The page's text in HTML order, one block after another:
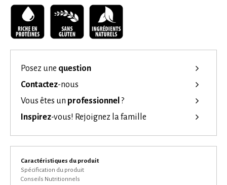
Posez une question
Contactez-nous
Vous êtes un professionnel ?
Inspirez-vous! Rejoignez la famille
Caractéristiques du produit
Spécification du produit
Conseils Nutritionnels